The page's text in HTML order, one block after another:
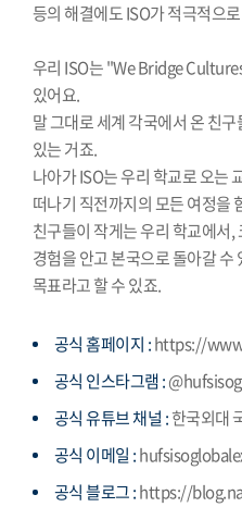
등의 해결에도 ISO가 적극적으
우리 ISO는 "We Bridge
있어요.
말 그대로 세계 각국에서 온 친
있는 거죠.
나아가 ISO는 우리 학교로 오는
떠나기 직전까지의 모든 여정을
친구들이 작게는 우리 학교에서
경험을 안고 본국으로 돌아갈
목표라고 할 수 있죠.
공식 홈페이지 :https://
공식 인스타그램 :
공식 유튜브 채널 :한국외대
공식 이메일 :
공식 블로그 :https://